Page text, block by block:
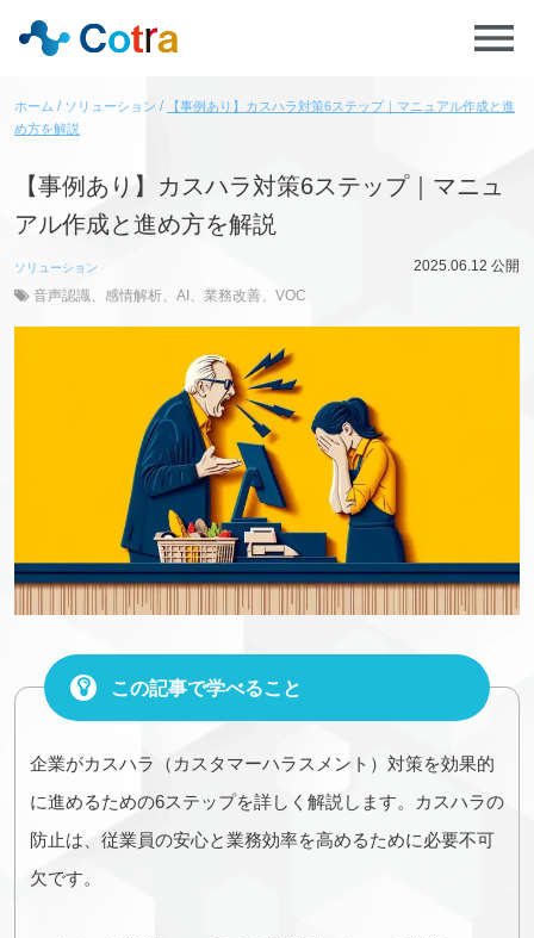
ホーム ソリューション
【事例あり】カスハラ対策6ステップ｜マニュアル作成と進
め方を解説
【事例あり】カスハラ対策6ステップ｜マニュ
アル作成と進め方を解説
ソリューション 2025.06.12 公開
音声認識、 感情解析、 AI 、 業務改善、 VOC
この記事で学べること
企業がカスハラ（カスタマーハラスメント）対策を効果的
に進めるための6ステップを詳しく解説します。カスハラの
防止は、従業員の安心と業務効率を高めるために必要不可
欠です。